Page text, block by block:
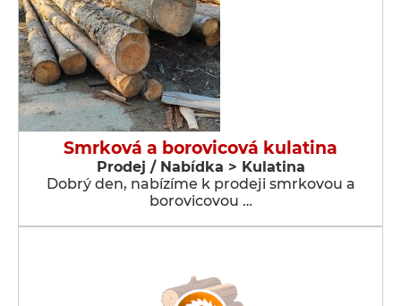
Smrková a borovicová kulatina
Prodej / Nabídka > Kulatina
Dobrý den, nabízíme k prodeji smrkovou a
borovicovou …